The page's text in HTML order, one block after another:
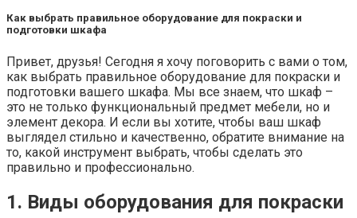
Как выбрать правильное оборудование для покраски и
подготовки шкафа
Привет, друзья! Сегодня я хочу поговорить с вами о том,
как выбрать правильное оборудование для покраски и
подготовки вашего шкафа. Мы все знаем, что шкаф –
это не только функциональный предмет мебели, но и
элемент декора. И если вы хотите, чтобы ваш шкаф
выглядел стильно и качественно, обратите внимание на
то, какой инструмент выбрать, чтобы сделать это
правильно и профессионально.
1. Виды оборудования для покраски